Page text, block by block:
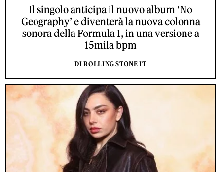
Il singolo anticipa il nuovo album ‘No
Geography’ e diventerà la nuova colonna
sonora della Formula 1, in una versione a
15mila bpm
DI ROLLING STONE IT